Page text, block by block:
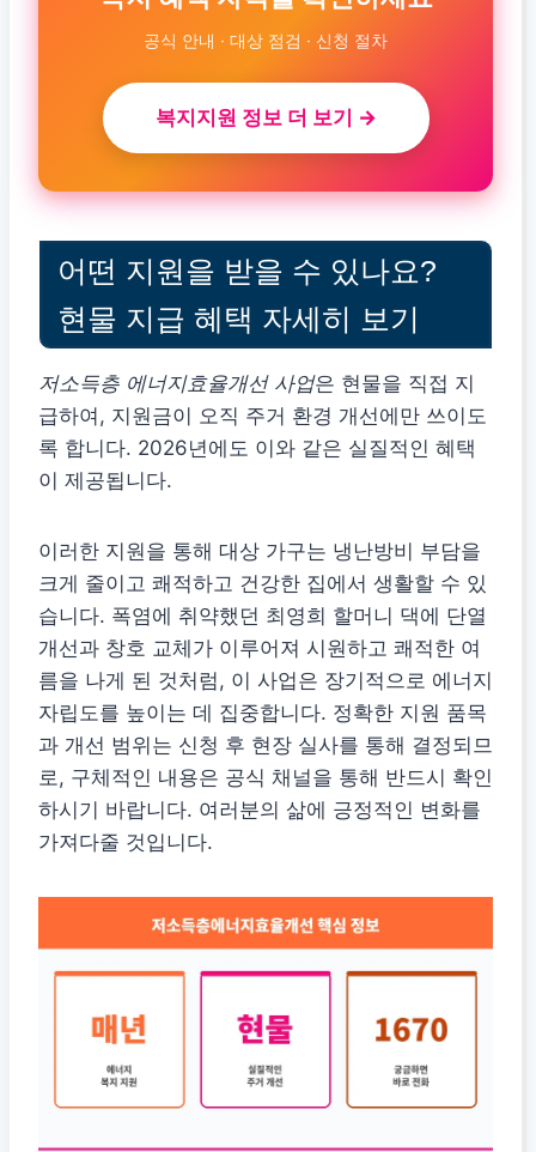
공식 안내 · 대상 점검 · 신청 절차
복지지원 정보 더 보기 →
어떤 지원을 받을 수 있나요?
현물 지급 혜택 자세히 보기
저소득층 에너지효율개선 사업은 현물을 직접 지
급하여, 지원금이 오직 주거 환경 개선에만 쓰이도
록 합니다. 2026년에도 이와 같은 실질적인 혜택
이 제공됩니다.
이러한 지원을 통해 대상 가구는 냉난방비 부담을
크게 줄이고 쾌적하고 건강한 집에서 생활할 수 있
습니다. 폭염에 취약했던 최영희 할머니 댁에 단열
개선과 창호 교체가 이루어져 시원하고 쾌적한 여
름을 나게 된 것처럼, 이 사업은 장기적으로 에너지
자립도를 높이는 데 집중합니다. 정확한 지원 품목
과 개선 범위는 신청 후 현장 실사를 통해 결정되므
로, 구체적인 내용은 공식 채널을 통해 반드시 확인
하시기 바랍니다. 여러분의 삶에 긍정적인 변화를
가져다줄 것입니다.